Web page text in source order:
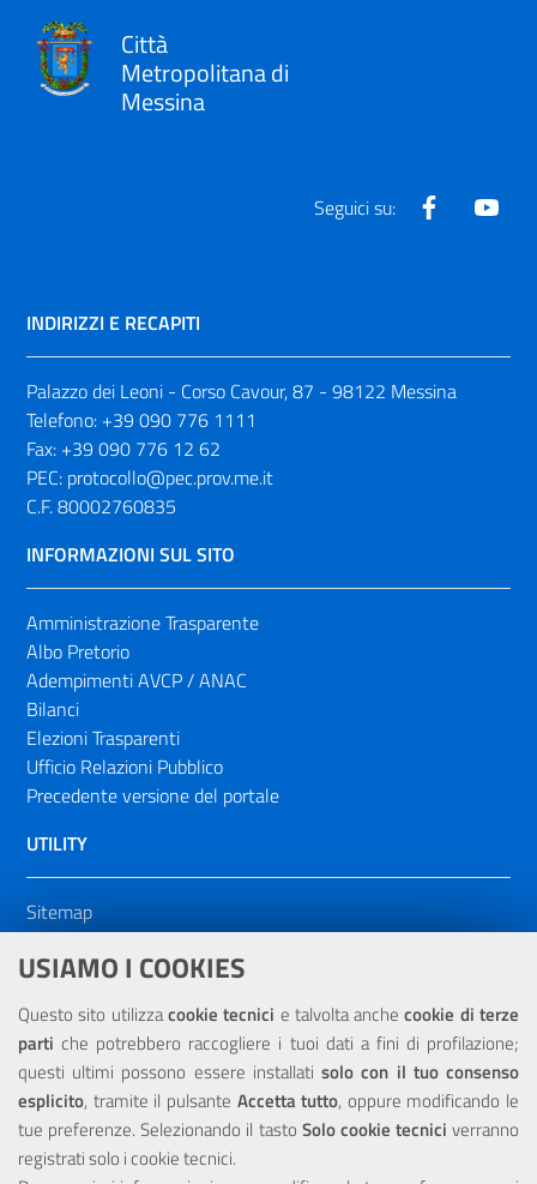
USIAMO I COOKIES
Questo sito utilizzacookie tecnici e talvolta anchecookie di terze
parti che potrebbero raccogliere i tuoi dati a fini di profilazione;
questi ultimi possono essere installatisolo con il tuo consenso
esplicito, tramite il pulsante Accetta tutto, oppure modificando le
tue preferenze. Selezionando il tasto Solo cookie tecnici verranno
registrati solo i cookie tecnici.
Città
Metropolitana di
Messina
Seguici su: Facebook
INDIRIZZI E RECAPITI
Palazzo dei Leoni - Corso Cavour, 87 - 98122 Messina
Telefono: +39 090 776 1111
Fax: +39 090 776 12 62
PEC: protocollo@pec.prov.me.it
C.F. 80002760835
INFORMAZIONI SUL SITO
Amministrazione Trasparente
Albo Pretorio
Adempimenti AVCP / ANAC
Bilanci
Elezioni Trasparenti
Ufficio Relazioni Pubblico
Precedente versione del portale
UTILITY
Sitemap
Dichiarazione di accessibilità
NOTE LEGALI
Privacy